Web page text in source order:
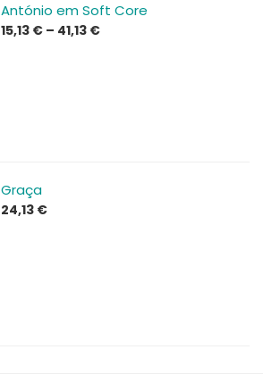
António em Soft Core
15,13 € – 41,13 €Price
Graça
24,13 €